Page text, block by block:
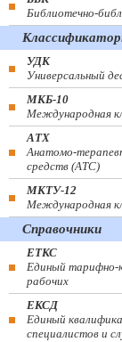
Библиотечно-
УДК
Универсальный
МКБ-10
Международная
АТХ
Анатомо-
средств (ATC)
МКТУ-12
Международная
Справочники
ЕТКС
Единый тарифно-
рабочих
ЕКСД
Единый
специалистов и